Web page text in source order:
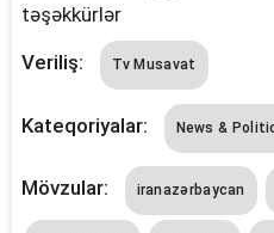
təşəkkürlər
Veriliş: Tv Musavat
Kateqoriyalar: News &
Mövzular: iranazərbaycan